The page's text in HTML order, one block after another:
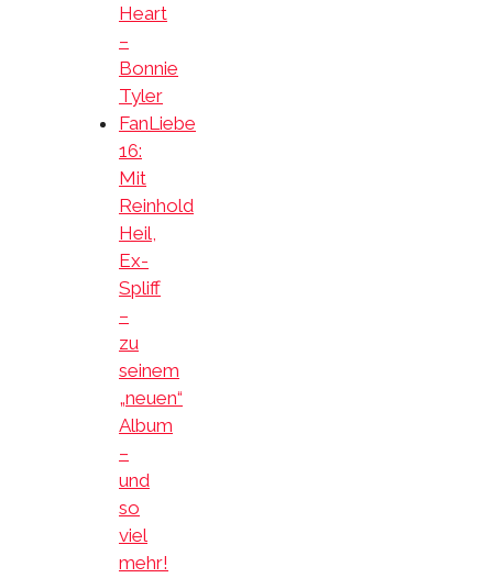
Heart
–
Bonnie
Tyler
FanLiebe
16:
Mit
Reinhold
Heil,
Ex-
Spliff
–
zu
seinem
„neuen“
Album
–
und
so
viel
mehr!